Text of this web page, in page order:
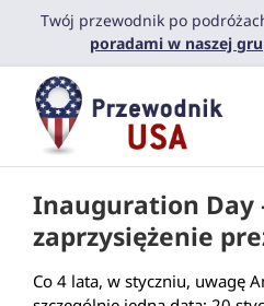
PrzejdźTwój przewodnik po
poradami w naszej
Inauguration Day
zaprzysiężenie
Co 4 lata, w styczniu, uwagę